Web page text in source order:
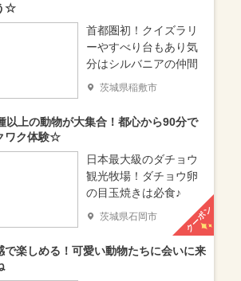
☆
首都圏初！クイズラリ
ーやすべり台もあり気
分はシルバニアの仲間
茨城県稲敷市
以上の動物が大集合！都心から90分で
ワク体験☆
日本最大級のダチョウ
観光牧場！ダチョウ卵
の目玉焼きは必食♪
茨城県石岡市 クーポン
で楽しめる！可愛い動物たちに会いに来